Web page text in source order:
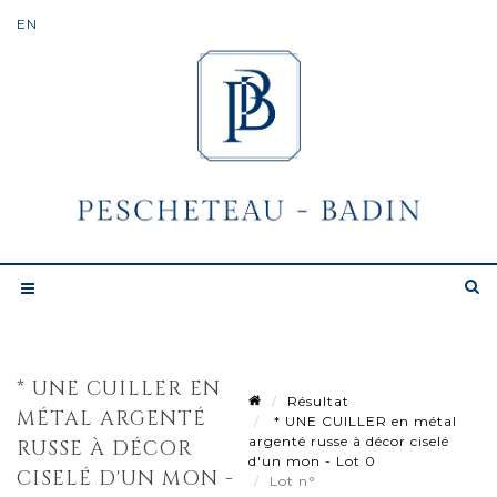
* UNE CUILLER EN
MÉTAL ARGENTÉ
RUSSE À DÉCOR
CISELÉ D'UN MON -
Résultat
* UNE CUILLER en métal
argenté russe à décor ciselé
d'un mon - Lot 0
Lot n°